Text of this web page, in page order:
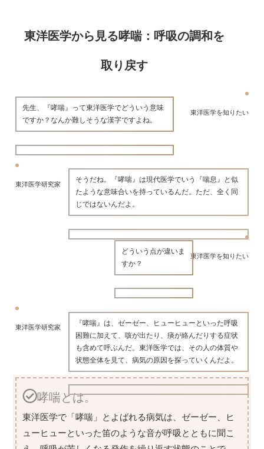
東洋医学から見る哮喘：呼吸の調和を
取り戻す
東洋医学を知りたい
先生、『哮喘』って東洋医学でどういう意味
ですか？なんか難しそうな漢字ですよね。
東洋医学研究家
そうだね。『哮喘』は現代医学でいう『喘息』と似
たような意味合いを持っているんだ。ただ、全く同
じではないんだよ。
東洋医学を知りたい
どういう点が違いま
すか？
東洋医学研究家
『哮喘』は、ゼーゼー、ヒューヒューといった呼吸
困難に加えて、咳が出たり、痰が絡んだりする症状
も含めて呼ぶんだ。東洋医学では、その人の体質や
状態全体を見て、病気の原因を探っていくんだよ。
哮喘とは。
東洋医学で「哮喘」とよばれる病気は、ゼーゼー、ヒ
ューヒューといった笛のような音が呼吸とともに聞こ